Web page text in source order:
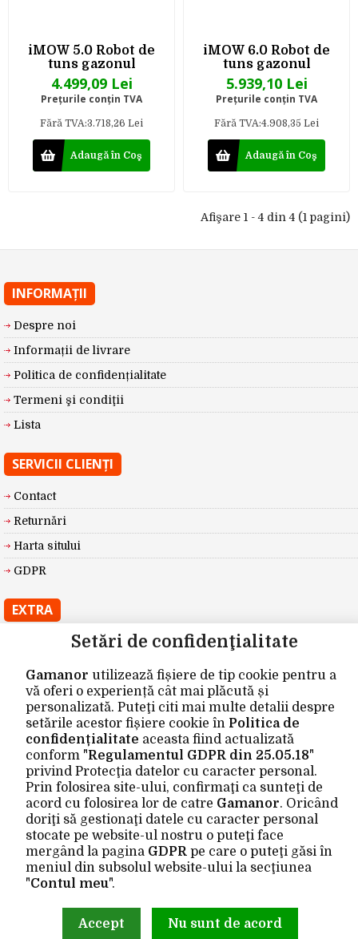
Setări de confidenţialitate
Gamanor utilizează fișiere de tip cookie pentru a
vă oferi o experiență cât mai plăcută și
personalizată. Puteţi citi mai multe detalii despre
setările acestor fișiere cookie în Politica de
confidențialitate aceasta fiind actualizată
conform "Regulamentul GDPR din 25.05.18"
privind Protecţia datelor cu caracter personal.
Prin folosirea site-ului, confirmaţi ca sunteţi de
acord cu folosirea lor de catre Gamanor. Oricând
doriţi să gestionaţi datele cu caracter personal
stocate pe website-ul nostru o puteţi face
mergând la pagina GDPR pe care o puteţi găsi în
meniul din subsolul website-ului la secţiunea
"Contul meu".
Accept Nu sunt de acord
iMOW 5.0 Robot de
tuns gazonul
4.499,09 Lei
Preţurile conţin TVA
Fără TVA:3.718,26 Lei
Adaugă în Coş
iMOW 6.0 Robot de
tuns gazonul
5.939,10 Lei
Preţurile conţin TVA
Fără TVA:4.908,35 Lei
Adaugă în Coş
Afişare 1 - 4 din 4 (1 pagini)
INFORMAŢII
Despre noi
Informații de livrare
Politica de confidențialitate
Termeni şi condiţii
Lista
SERVICII CLIENŢI
Contact
Returnări
Harta sitului
GDPR
EXTRA
Producători
Oferte speciale
CONTUL MEU
Contul meu
Istoric comenzi
Wishlist
Newsletter
Gamanor © 2026 Site realizat de